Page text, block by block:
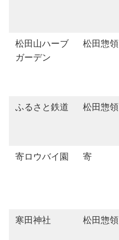
松田山ハーブ
ガーデン
松田惣領
ふるさと鉄道 松田惣領
寄ロウバイ園 寄
寒田神社 松田惣領